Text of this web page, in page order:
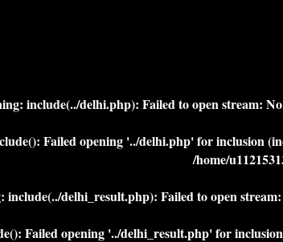
: include(../delhi.php): Failed to open stream:
Failed opening '../delhi.php' for inclusion
/home/
: include(../delhi_result.php): Failed to open
Failed opening '../delhi_result.php' for